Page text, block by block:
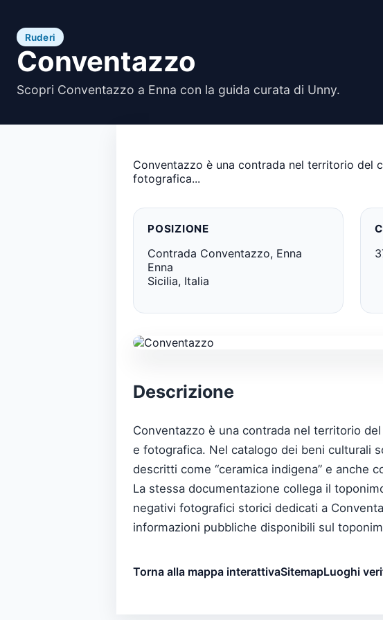
Ruderi
Conventazzo
Scopri Conventazzo a Enna con la guida curata di Unny.
Conventazzo è una contrada nel territorio del
fotografica...
POSIZIONE
Contrada Conventazzo, Enna
Enna
Sicilia, Italia
Descrizione
Conventazzo è una contrada nel territorio
e fotografica. Nel catalogo dei beni culturali
descritti come “ceramica indigena” e anche
La stessa documentazione collega il
negativi fotografici storici dedicati a
informazioni pubbliche disponibili sul
Torna alla mappa interattivaSitemapLuoghi